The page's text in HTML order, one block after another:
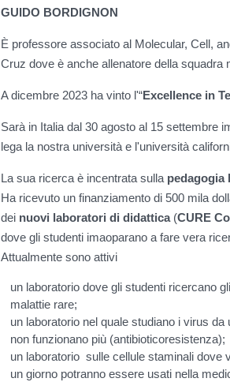
GUIDO BORDIGNON
È professore associato al Molecular, Cell,
Cruz dove è anche allenatore della squadra
A dicembre 2023 ha vinto l'“Excellence in
Sarà in Italia dal 30 agosto al 15 settembre
lega la nostra università e l'università
La sua ricerca è incentrata sulla pedagogia
Ha ricevuto un finanziamento di 500 mila
dei nuovi laboratori di didattica(CURE
dove gli studenti imaoparano a fare vera
Attualmente sono attivi
un laboratorio dove gli studenti ricercano
malattie rare;
un laboratorio nel quale studiano i virus
non funzionano più (antibioticoresistenza);
un laboratorio sulle cellule staminali dove
un giorno potranno essere usati nella